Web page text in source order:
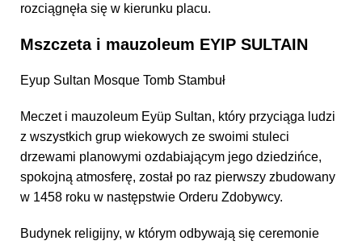
rozciągnęła się w kierunku placu.
Mszczeta i mauzoleum EYIP SULTAIN
Eyup Sultan Mosque Tomb Stambuł
Meczet i mauzoleum Eyüp Sultan, który przyciąga ludzi
z wszystkich grup wiekowych ze swoimi stuleci
drzewami planowymi ozdabiającym jego dziedzińce,
spokojną atmosferę, został po raz pierwszy zbudowany
w 1458 roku w następstwie Orderu Zdobywcy.
Budynek religijny, w którym odbywają się ceremonie